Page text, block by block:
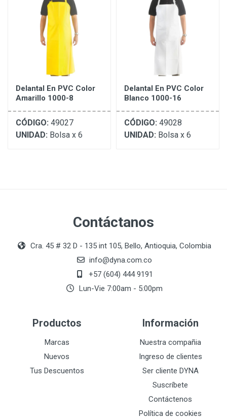
Delantal En PVC Color
Amarillo 1000-8
CÓDIGO: 49027
UNIDAD: Bolsa x 6
Delantal En PVC Color
Blanco 1000-16
CÓDIGO: 49028
UNIDAD: Bolsa x 6
Contáctanos
Cra. 45 # 32 D - 135 int 105, Bello, Antioquia, Colombia
info@dyna.com.co
+57 (604) 444 9191
Lun-Vie 7:00am - 5:00pm
Productos
Marcas
Nuevos
Tus Descuentos
Información
Nuestra compañia
Ingreso de clientes
Ser cliente DYNA
Suscríbete
Contáctenos
Política de cookies